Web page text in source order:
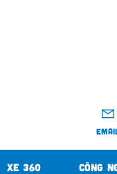
XE 360 CÔNG